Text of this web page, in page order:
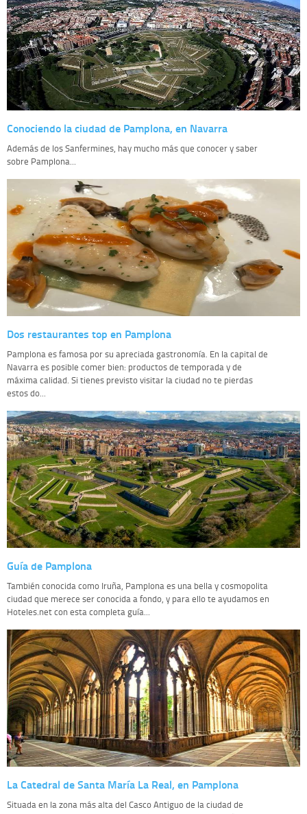
Conociendo la ciudad de Pamplona, en Navarra
Además de los Sanfermines, hay mucho más que conocer y saber
sobre Pamplona...
Dos restaurantes top en Pamplona
Pamplona es famosa por su apreciada gastronomía. En la capital de
Navarra es posible comer bien: productos de temporada y de
máxima calidad. Si tienes previsto visitar la ciudad no te pierdas
estos do...
Guía de Pamplona
También conocida como Iruña, Pamplona es una bella y cosmopolita
ciudad que merece ser conocida a fondo, y para ello te ayudamos en
Hoteles.net con esta completa guía...
La Catedral de Santa María La Real, en Pamplona
Situada en la zona más alta del Casco Antiguo de la ciudad de